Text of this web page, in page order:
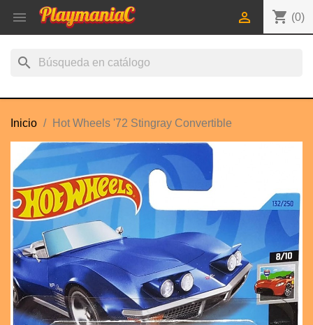
 shopping_cart (0)

search
Inicio Hot Wheels '72 Stingray Convertible